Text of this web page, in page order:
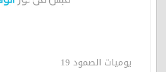
يوميات الصمود 19